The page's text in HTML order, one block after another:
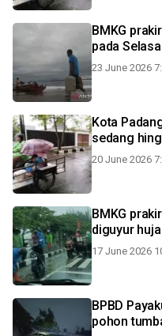
BMKG
pada Selasa
23 June 2026
Kota
sedang
20 June 2026
BMKG
diguyur
17 June 2026
BPBD
pohon